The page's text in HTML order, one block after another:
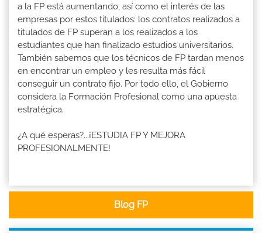
a la FP está aumentando, así como el interés de las
empresas por estos titulados: los contratos realizados a
titulados de FP superan a los realizados a los
estudiantes que han finalizado estudios universitarios.
También sabemos que los técnicos de FP tardan menos
en encontrar un empleo y les resulta más fácil
conseguir un contrato fijo. Por todo ello, el Gobierno
considera la Formación Profesional como una apuesta
estratégica.
¿A qué esperas?...¡ESTUDIA FP Y MEJORA
PROFESIONALMENTE!
Blog FP